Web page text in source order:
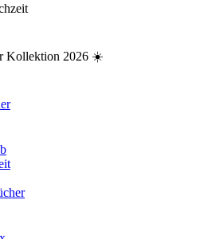
Kollektion 2026 ☀️